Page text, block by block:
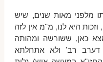
מלפני מאות שנים, שיש
היא לנו, מ"מ אין לזה
כאן, ששורשה ומהותה
דערב רב' ולא אתחלתא